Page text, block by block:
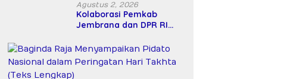
Agustus 2, 2026
Kolaborasi Pemkab
Jembrana dan DPR RI
Tani kepada Petani